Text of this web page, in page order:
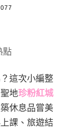
這次小編整
地珍粉紅城
休息品嘗美
課、旅遊結